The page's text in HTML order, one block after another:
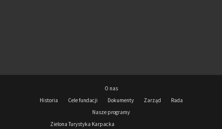
O nas
Historia
Cele fundacji Dokumenty Zarząd
Rada
Nasze programy
Zielona Turystyka Karpacka